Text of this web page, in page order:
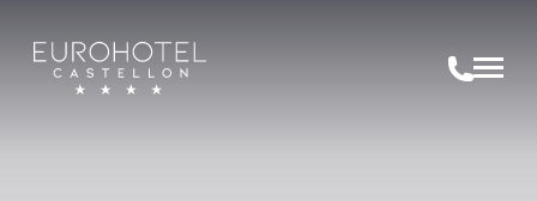
+34 964